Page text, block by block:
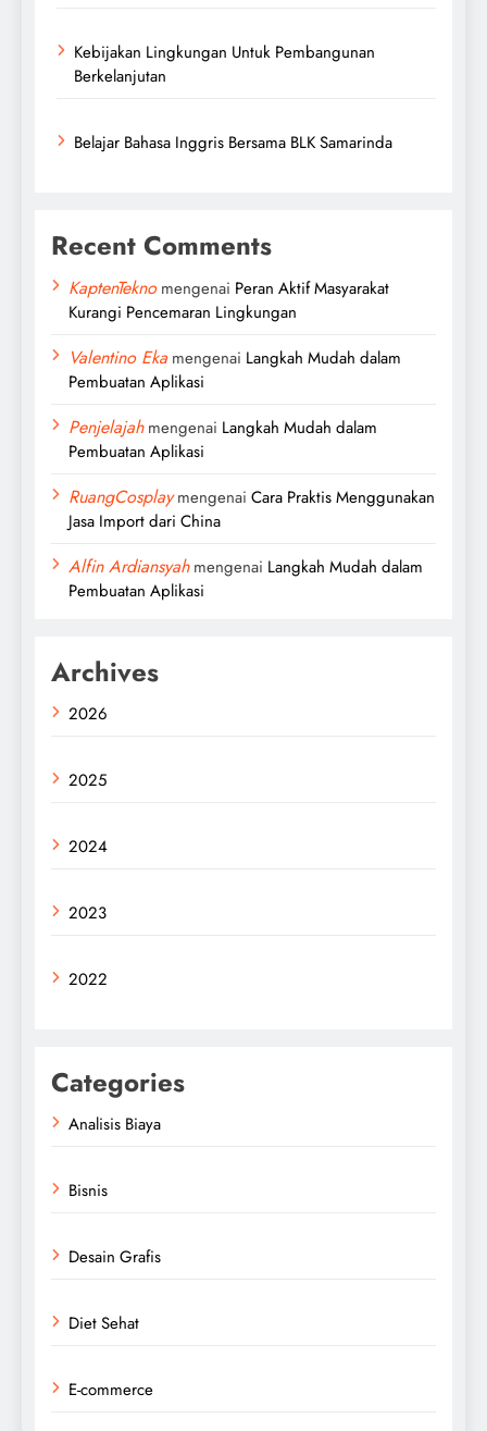
Kebijakan Lingkungan Untuk Pembangunan
Berkelanjutan
Belajar Bahasa Inggris Bersama BLK Samarinda
Recent Comments
KaptenTeknomengenai Peran Aktif Masyarakat
Kurangi Pencemaran Lingkungan
Valentino Eka mengenai Langkah Mudah dalam
Pembuatan Aplikasi
Penjelajahmengenai Langkah Mudah dalam
Pembuatan Aplikasi
RuangCosplaymengenai Cara Praktis Menggunakan
Jasa Import dari China
Alfin Ardiansyahmengenai Langkah Mudah dalam
Pembuatan Aplikasi
Archives
2026
2025
2024
2023
2022
Categories
Analisis Biaya
Bisnis
Desain Grafis
Diet Sehat
E-commerce